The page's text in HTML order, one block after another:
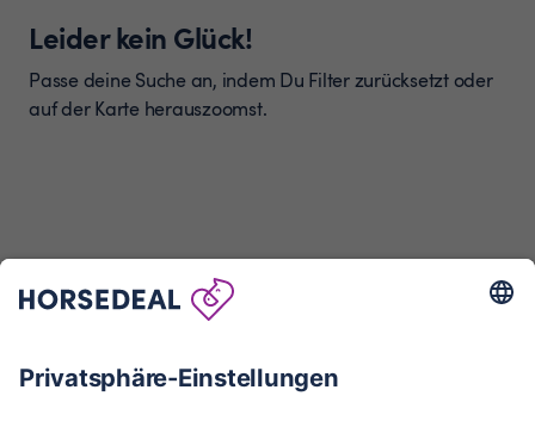
Leider kein Glück!
Passe deine Suche an, indem Du Filter zurücksetzt oder
auf der Karte herauszoomst.